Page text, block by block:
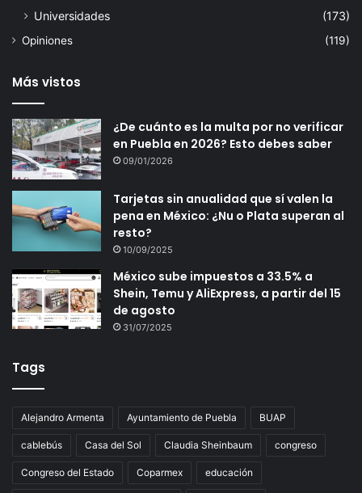
Universidades
(173)
Opiniones (119)
Más vistos
¿De cuánto es la multa por no verificar
en Puebla en 2026? Esto debes saber
09/01/2026
Tarjetas sin anualidad que sí valen la
pena en México: ¿Nu o Plata superan al
resto?
10/09/2025
México sube impuestos a 33.5% a
Shein, Temu y AliExpress, a partir del 15
de agosto
31/07/2025
Tags
Alejandro Armenta Ayuntamiento de Puebla BUAP
cablebús Casa del Sol Claudia Sheinbaum congreso
Congreso del Estado Coparmex educación